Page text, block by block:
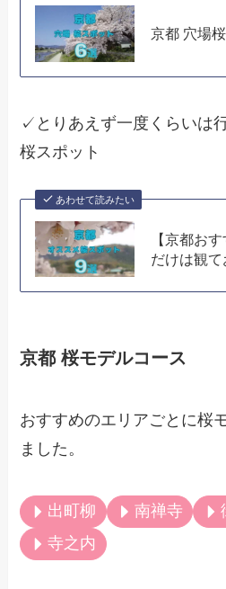
京都 穴場
✓とりあえず一度くらいは
桜スポット
あわせて読みたい
【京都お
だけは観
京都 桜モデルコース
おすすめのエリアごとに桜
ました。
出町柳 南禅寺
寺之内